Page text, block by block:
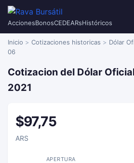
AccionesBonosCEDEARsHistóricos
Inicio Cotizaciones historicas Dólar
06
Cotizacion del Dólar
2021
$97,75
ARS
APERTURA